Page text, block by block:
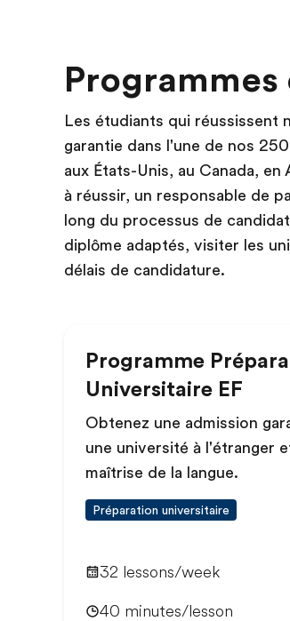
Les étudiants qui réussissent
garantie dans l'une de nos
aux États-Unis, au Canada,
à réussir, un responsable de
long du processus de
diplôme adaptés, visiter les
délais de candidature.
Programme
Universitaire EF
Obtenez une admission
une université à l'étranger
maîtrise de la langue.
Préparation universitaire
32 lessons/week
40 minutes/lesson